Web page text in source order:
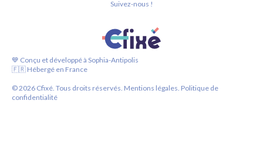
💙 Conçu et développé à Sophia-Antipolis
🇫🇷 Hébergé en France
©2026 Cfixé. Tous droits réservés. Mentions légales. Politique de
confidentialité
Suivez-nous !